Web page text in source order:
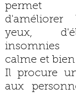
permet
yeux,
insomnies
calme et
Il procure
aux